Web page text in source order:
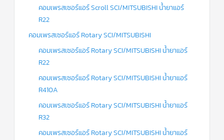
คอมเพรสเซอร์แอร์ Scroll SCI/MITSUBISHI น้ำยาแอร์
R22
คอมเพรสเซอร์แอร์ Rotary SCI/MITSUBISHI
คอมเพรสเซอร์แอร์ Rotary SCI/MITSUBISHI น้ำยาแอร์
R22
คอมเพรสเซอร์แอร์ Rotary SCI/MITSUBISHI น้ำยาแอร์
R410A
คอมเพรสเซอร์แอร์ Rotary SCI/MITSUBISHI น้ำยาแอร์
R32
คอมเพรสเซอร์แอร์ Rotary SCI/MITSUBISHI น้ำยาแอร์